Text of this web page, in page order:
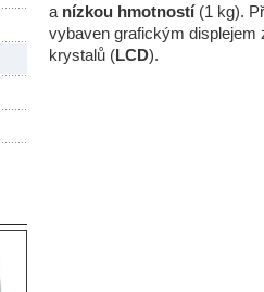
a nízkou hmotností (1 kg).
vybaven grafickým displejem
krystalů (LCD).